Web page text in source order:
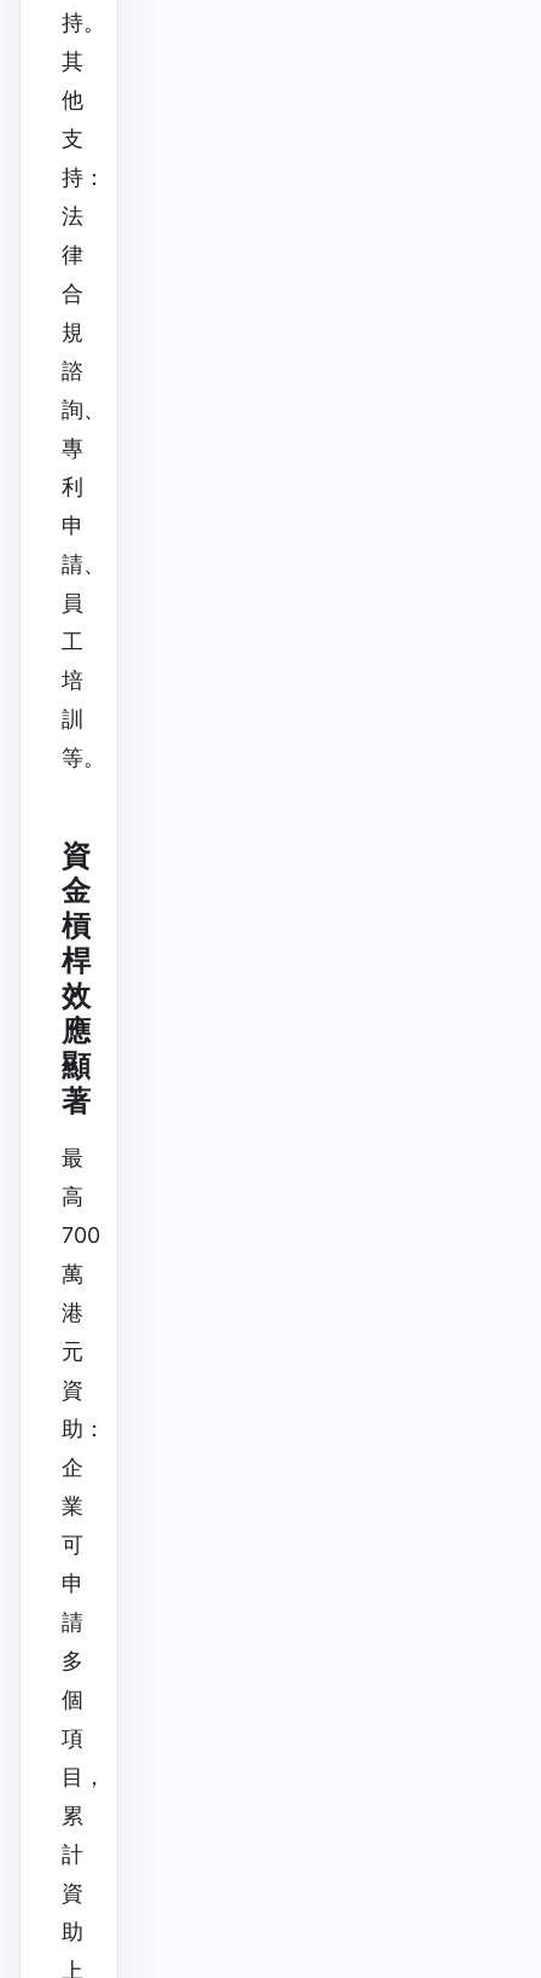
持。
其
他
支
持：
法
律
合
規
諮
詢、
專
利
申
請、
員
工
培
訓
等。
資
金
槓
桿
效
應
顯
著
最
高
700
萬
港
元
資
助：
企
業
可
申
請
多
個
項
目，
累
計
資
助
上